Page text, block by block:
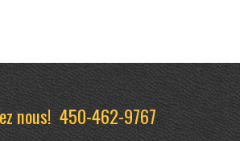
nous!450-462-9767